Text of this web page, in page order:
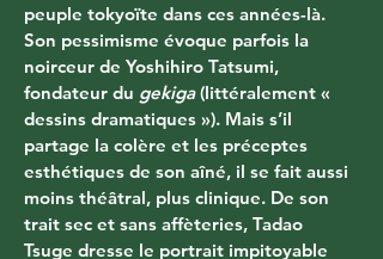
peuple tokyoïte dans ces années-là.
Son pessimisme évoque parfois la
noirceur de Yoshihiro Tatsumi,
fondateur du gekiga (littéralement «
dessins dramatiques »). Mais s’il
partage la colère et les préceptes
esthétiques de son aîné, il se fait aussi
moins théâtral, plus clinique. De son
trait sec et sans affèteries, Tadao
Tsuge dresse le portrait impitoyable